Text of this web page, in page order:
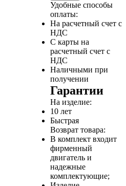
Удобные способы
оплаты:
На расчетный счет с
НДС
С карты на
расчетный счет с
НДС
Наличными при
получении
Гарантии
На изделие:
10 лет
Быстрая
Возврат товара:
В комплект входит
фирменный
двигатель и
надежные
комплектующие;